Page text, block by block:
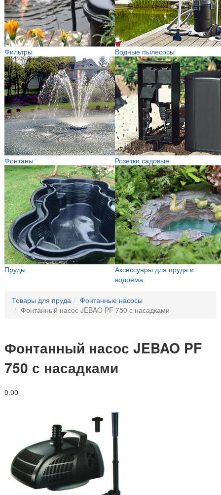
Фильтры Водные пылесосы
Фонтаны Розетки садовые
Пруды
Аксессуары для пруда и
водоема
Товары для пруда
Фонтанные насосы
Фонтанный насос JEBAO PF 750 с насадками
Фонтанный насос JEBAO PF
750 с насадками
0.00